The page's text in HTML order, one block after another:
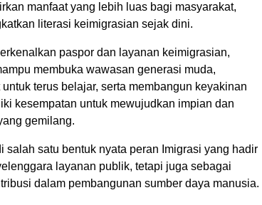
manfaat yang lebih luas bagi masyarakat,
literasi keimigrasian sejak dini.
paspor dan layanan keimigrasian,
membuka wawasan generasi muda,
terus belajar, serta membangun keyakinan
kesempatan untuk mewujudkan impian dan
gemilang.
salah satu bentuk nyata peran Imigrasi yang hadir
layanan publik, tetapi juga sebagai
dalam pembangunan sumber daya manusia.